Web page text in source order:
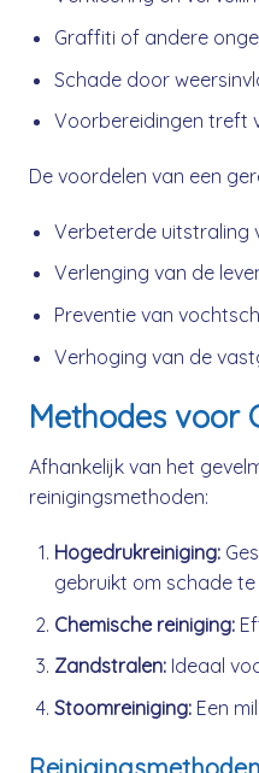
Graffiti of andere
Schade door
Voorbereidingen treft
De voordelen van een
Verbeterde uitstraling
Verlenging van de
Preventie van
Verhoging van de
Methodes voor
Afhankelijk van het
reinigingsmethoden:
Hogedrukreiniging:
gebruikt om schade
Chemische reiniging:
Zandstralen:Ideaal
Stoomreiniging:Een